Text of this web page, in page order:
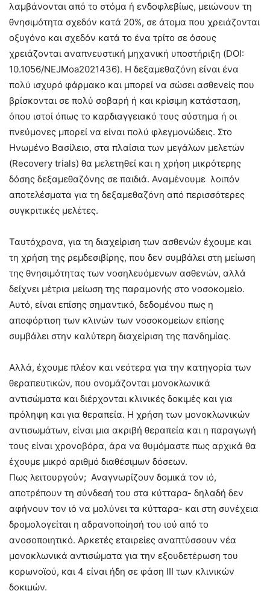
λαμβάνονται από το στόμα ή ενδοφλεβίως, μειώνουν τη
θνησιμότητα σχεδόν κατά 20%, σε άτομα που χρειάζονται
οξυγόνο και σχεδόν κατά το ένα τρίτο σε όσους
χρειάζονται αναπνευστική μηχανική υποστήριξη (DOI:
10.1056/NEJMoa2021436). Η δεξαμεθαζόνη είναι ένα
πολύ ισχυρό φάρμακο και μπορεί να σώσει ασθενείς που
βρίσκονται σε πολύ σοβαρή ή και κρίσιμη κατάσταση,
όπου ιστοί όπως το καρδιαγγειακό τους σύστημα ή οι
πνεύμονες μπορεί να είναι πολύ φλεγμονώδεις. Στο
Ηνωμένο Βασίλειο, στα πλαίσια των μεγάλων μελετών
(Recovery trials) θα μελετηθεί και η χρήση μικρότερης
δόσης δεξαμεθαζόνης σε παιδιά. Αναμένουμε λοιπόν
αποτελέσματα για τη δεξαμεθαζόνη από περισσότερες
συγκριτικές μελέτες.
Ταυτόχρονα, για τη διαχείριση των ασθενών έχουμε και
τη χρήση της ρεμδεσιβίρης, που δεν συμβάλει στη μείωση
της θνησιμότητας των νοσηλευόμενων ασθενών, αλλά
δείχνει μέτρια μείωση της παραμονής στο νοσοκομείο.
Αυτό, είναι επίσης σημαντικό, δεδομένου πως η
αποφόρτιση των κλινών των νοσοκομείων επίσης
συμβάλει στην καλύτερη διαχείριση της πανδημίας.
Αλλά, έχουμε πλέον και νεότερα για την κατηγορία των
θεραπευτικών, που ονομάζονται μονοκλωνικά
αντισώματα και διέρχονται κλινικές δοκιμές και για
πρόληψη και για θεραπεία. Η χρήση των μονοκλωνικών
αντισωμάτων, είναι μια ακριβή θεραπεία και η παραγωγή
τους είναι χρονοβόρα, άρα να θυμόμαστε πως αρχικά θα
έχουμε μικρό αριθμό διαθέσιμων δόσεων.
Πως λειτουργούν; Αναγνωρίζουν δομικά τον ιό,
αποτρέπουν τη σύνδεσή του στα κύτταρα- δηλαδή δεν
αφήνουν τον ιό να μολύνει τα κύτταρα- και στη συνέχεια
δρομολογείται η αδρανοποίησή του ιού από το
ανοσοποιητικό. Αρκετές εταιρείες αναπτύσσουν νέα
μονοκλωνικά αντισώματα για την εξουδετέρωση του
κορωνοϊού, και 4 είναι ήδη σε φάση ΙΙΙ των κλινικών
δοκιμών.